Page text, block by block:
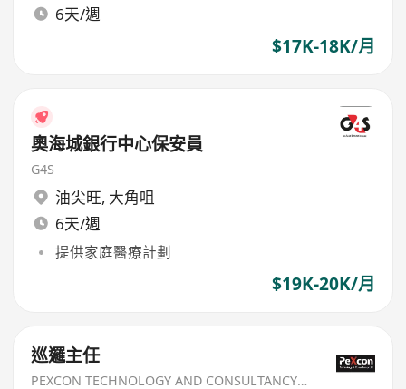
6天/週
$17K-18K/月
奧海城銀行中心保安員
G4S
油尖旺, 大角咀
6天/週
提供家庭醫療計劃
$19K-20K/月
巡邏主任
PEXCON TECHNOLOGY AND CONSULTANCY LIMITED